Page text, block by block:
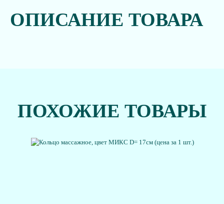
ОПИСАНИЕ ТОВАРА
ПОХОЖИЕ ТОВАРЫ